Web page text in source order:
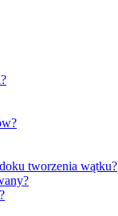
tworzenia wątku?